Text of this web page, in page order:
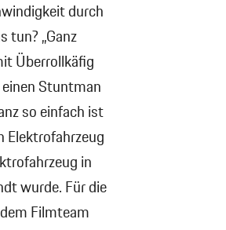
durch
tun? „Ganz
Überrollkäfig
Stuntman
so einfach ist
Elektrofahrzeug
in
wurde. Für die
Filmteam